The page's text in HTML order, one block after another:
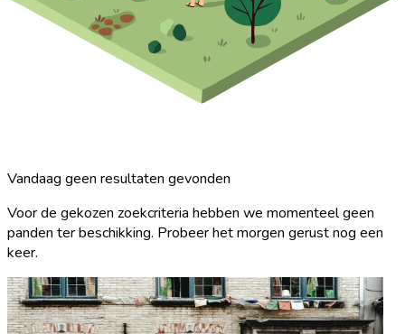
Vandaag geen resultaten gevonden
Voor de gekozen zoekcriteria hebben we momenteel geen
panden ter beschikking. Probeer het morgen gerust nog een
keer.